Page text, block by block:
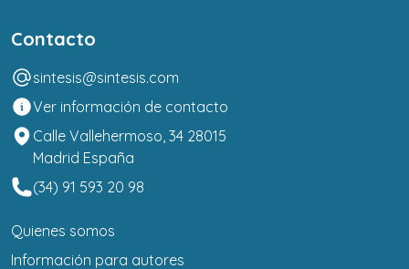
Contacto
sintesis@sintesis.com
Ver información de contacto
Calle Vallehermoso, 34 28015
Madrid España
(34) 91 593 20 98
Quienes somos
Información para autores